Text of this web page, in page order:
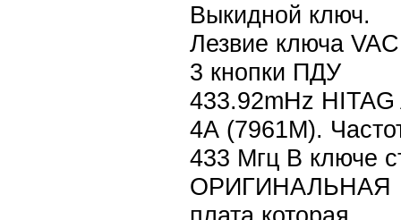
Выкидной ключ.
Лезвие ключа
3 кнопки ПДУ
433.92mHz HITAG
4А (7961M).
433 Мгц В ключе
ОРИГИНАЛЬНАЯ